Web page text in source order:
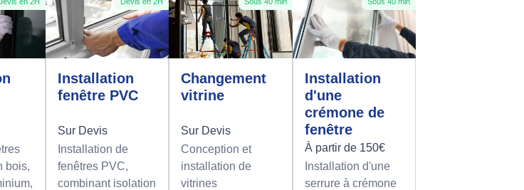
bois,
Installation
fenêtre PVC
Sur Devis
Installation de
fenêtres PVC,
combinant isolation
Changement
vitrine
Sur Devis
Conception et
installation de
vitrines
Installation
d'une
crémone de
fenêtre
À partir de 150€
Installation d'une
serrure à crémone